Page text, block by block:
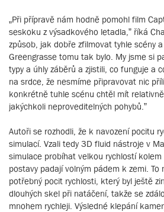
„Při přípravě nám hodně pomohl film
seskoku z výsadkového letadla,” říká
způsob, jak dobře zfilmovat tyhle scény
Greengrasse tomu tak bylo. My jsme si
typy a úhly záběrů a zjistili, co funguje a
na srdce, že nesmíme připravovat nic
konkrétně tuhle scénu chtěl mít
jakýchkoli neproveditelných pohybů.”
Autoři se rozhodli, že k navození pocitu
simulací. Vzali tedy 3D fluid nástroje v
simulace probíhat velkou rychlostí
postavy padají volným pádem k zemi. To
potřebný pocit rychlosti, který byl ještě
dlouhých skel při natáčení, takže se
mnohem rychleji. Výsledné klepání